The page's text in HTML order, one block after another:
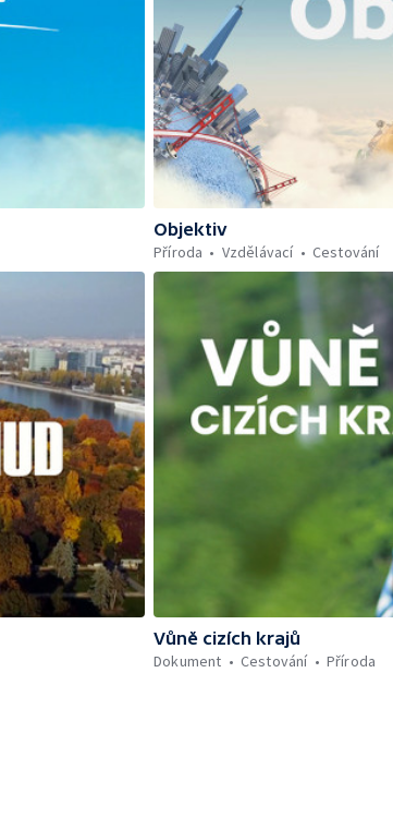
Objektiv
Příroda
Vzdělávací Cestování
Vůně cizích krajů
Dokument
Cestování Příroda